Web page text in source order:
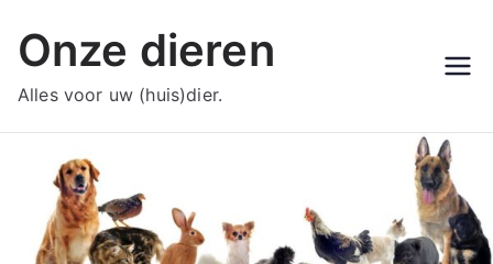
naar
inhoud
Onze dieren
Alles voor uw (huis)dier.